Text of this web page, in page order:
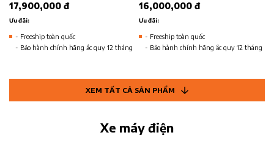
17,900,000 đ
Ưu đãi:
- Freeship toàn quốc
- Bảo hành chính hãng ắc quy 12 tháng
16,000,000 đ
Ưu đãi:
- Freeship toàn quốc
- Bảo hành chính hãng ắc quy 12 tháng
XEM TẤT CẢ SẢN PHẨM
Xe máy điện